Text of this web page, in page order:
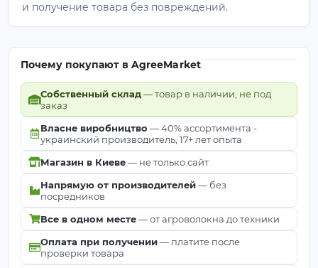
и получение товара без повреждений.
Почему покупают в AgreeMarket
Собственный склад— товар в наличии, не под
заказ
Власне виробництво — 40% ассортимента -
украинский производитель, 17+ лет опыта
Магазин в Киеве— не только сайт
Напрямую от производителей— без
посредников
Все в одном месте— от агроволокна до техники
Оплата при получении— платите после
проверки товара